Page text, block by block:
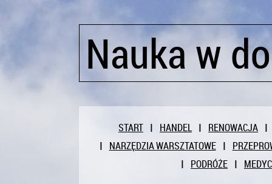
Nauka w
START HANDEL
RENOWACJA
NARZĘDZIA WARSZTATOWE
PODRÓŻE